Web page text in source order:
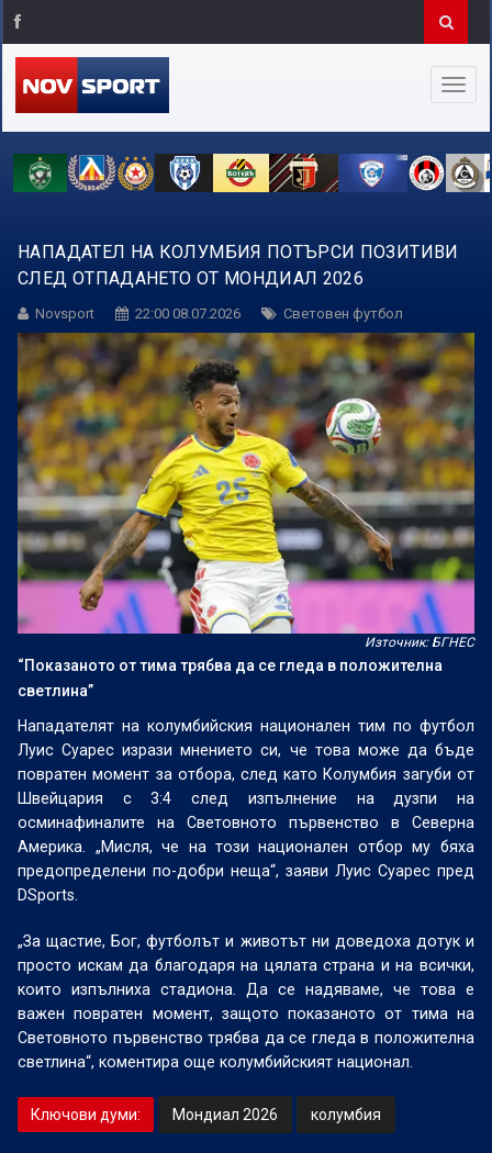
НАПАДАТЕЛ НА КОЛУМБИЯ ПОТЪРСИ ПОЗИТИВИ
СЛЕД ОТПАДАНЕТО ОТ МОНДИАЛ 2026
Novsport 22:00 08.07.2026 Световен футбол
Източник: БГНЕС
“Показаното от тима трябва да се гледа в положителна
светлина”
Нападателят на колумбийския национален тим по футбол
Луис Суарес изрази мнението си, че това може да бъде
повратен момент за отбора, след като Колумбия загуби от
Швейцария с 3:4 след изпълнение на дузпи на
осминафиналите на Световното първенство в Северна
Америка. „Мисля, че на този национален отбор му бяха
предопределени по-добри неща“, заяви Луис Суарес пред
DSports.
„За щастие, Бог, футболът и животът ни доведоха дотук и
просто искам да благодаря на цялата страна и на всички,
които изпълниха стадиона. Да се ​​надяваме, че това е
важен повратен момент, защото показаното от тима на
Световното първенство трябва да се гледа в положителна
светлина“, коментира още колумбийският национал.
Ключови думи: Мондиал 2026 колумбия